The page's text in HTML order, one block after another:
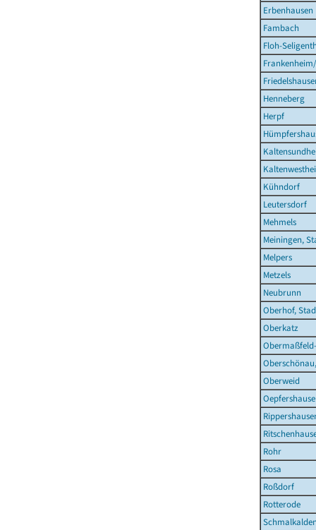
Erbenhausen
Fambach
Floh-
Henneberg
Herpf
Kühndorf
Leutersdorf
Mehmels
Meiningen,
Melpers
Metzels
Neubrunn
Oberhof,
Oberkatz
Oberweid
Rohr
Rosa
Roßdorf
Rotterode